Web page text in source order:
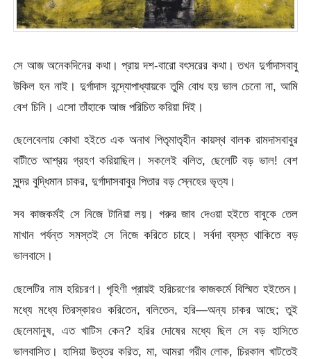
সে আজ অনেকদিনের কথা। প্রায় দশ-বারো বৎসরের কথা। তখন দুর্গাদাসবাবু
উকিল হন নাই। দুর্গাদাস বন্দ্যোপাধ্যায়কে তুমি বোধ হয় ভাল চেনো না, আমি
বেশ চিনি। এসো তাঁহাকে আজ পরিচিত করিয়া দিই।
ছেলেবেলায় কোথা হইতে এক অনাথ পিতৃমাতৃহীন কায়স্থ বালক রামদাসবাবুর
বাটীতে আশ্রয় গ্রহণ করিয়াছিল। সকলেই বলিত, ছেলেটি বড় ভাল! বেশ
সুন্দর বুদ্ধিমান চাকর, দুর্গাদাসবাবুর পিতার বড় স্নেহের ভৃত্য।
সব কাজকর্মই সে নিজে টানিয়া লয়। গরুর জাব দেওয়া হইতে বাবুকে তেল
মাখান পর্যন্ত সমস্তই সে নিজে করিতে চাহে। সর্বদা ব্যস্ত থাকিতে বড়
ভালবাসে।
ছেলেটির নাম হরিচরণ। গৃহিণী প্রায়ই হরিচরণের কাজকর্মে বিস্মিত হইতেন।
মধ্যে মধ্যে তিরস্কারও করিতেন, বলিতেন, হরি—অন্য চাকর আছে; তুই
ছেলেমানুষ, এত খাটিস কেন? হরির দোষের মধ্যে ছিল সে বড় হাসিতে
ভালবাসিত। হাসিয়া উত্তর করিত, মা, আমরা গরীব লোক, চিরকাল খাটতেই